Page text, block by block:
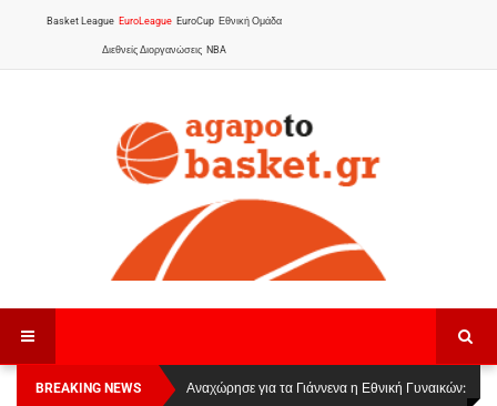
Basket League EuroLeague EuroCup Εθνική Ομάδα
Διεθνείς Διοργανώσεις NBA
BREAKING NEWS
Οι Πάνθηρες Καβάλας στην Women Basketball
Αναχώρησε για τα Γιάννενα η Εθνική Γυναικών: